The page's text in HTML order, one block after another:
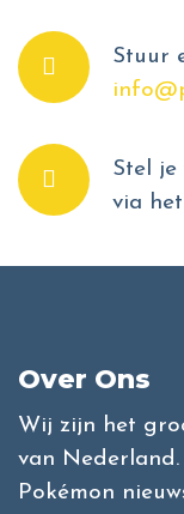
Stuur
Stel
via het
Over Ons
Wij zijn het
van
Pokémon